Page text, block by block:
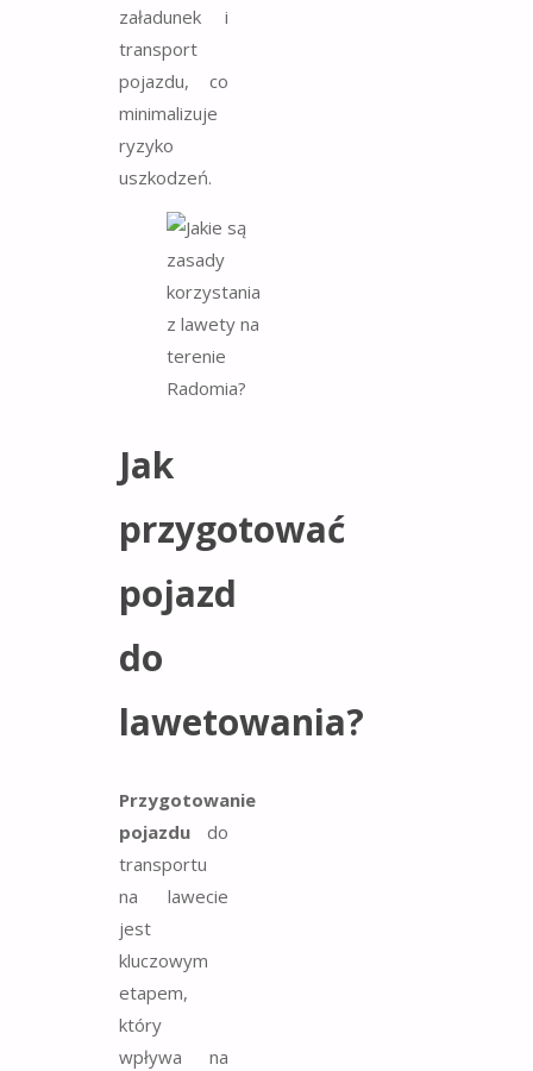
załadunek i
transport
pojazdu, co
minimalizuje
ryzyko
uszkodzeń.
Jak
przygotować
pojazd
do
lawetowania?
Przygotowanie
pojazdu do
transportu
na lawecie
jest
kluczowym
etapem,
który
wpływa na